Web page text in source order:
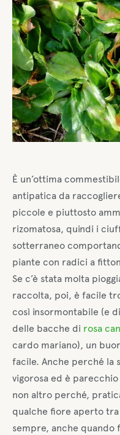
È un’ottima
antipatica da
piccole e piuttosto
rizomatosa, quindi i
sotterraneo
piante con radici a
Se c’è stata molta
raccolta, poi, è facile
così insormontabile (e
delle bacche di rosa
cardo mariano), un
facile. Anche perché la
vigorosa ed è
non altro perché,
qualche fiore aperto
sempre, anche quando